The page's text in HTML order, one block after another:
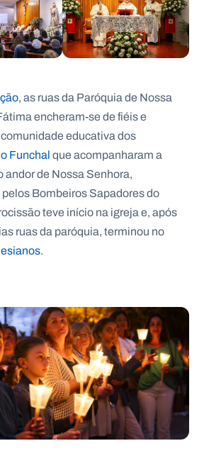
, as ruas da Paróquia de Nossa
encheram-se de fiéis e
educativa dos
Funchalque acompanharam a
andor de Nossa Senhora,
Bombeiros Sapadores do
teve início na igreja e, após
ruas da paróquia, terminou no
.